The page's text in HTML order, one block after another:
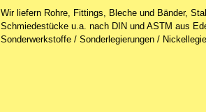
Wir liefern Rohre, Fittings, Bleche und Bänder,
Schmiedestücke u.a. nach DIN und ASTM aus
Sonderwerkstoffe / Sonderlegierungen /